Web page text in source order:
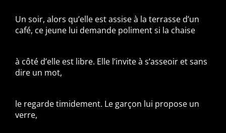
Un soir, alors qu’elle est assise à la terrasse d’un
café, ce jeune lui demande poliment si la chaise
à côté d’elle est libre. Elle l’invite à s’asseoir et sans
dire un mot,
le regarde timidement. Le garçon lui propose un
verre,